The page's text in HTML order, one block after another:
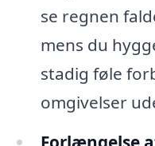
se regnen
mens du
stadig føle
omgivelser